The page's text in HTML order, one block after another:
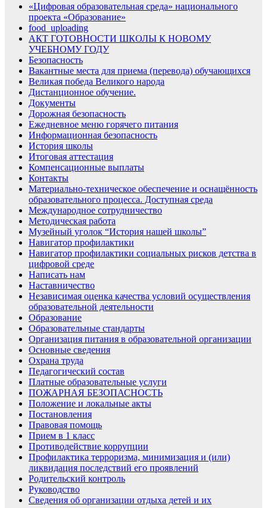
«Цифровая образовательная среда» национального
проекта «Образование»
food_uploading
АКТ ГОТОВНОСТИ ШКОЛЫ К НОВОМУ
УЧЕБНОМУ ГОДУ
Безопасность
Вакантные места для приема (перевода) обучающихся
Великая победа Великого народа
Дистанционное обучение.
Документы
Дорожная безопасность
Ежедневное меню горячего питания
Информационная безопасность
История школы
Итоговая аттестация
Компенсационные выплаты
Контакты
Материально-техническое обеспечение и оснащённость
образовательного процесса. Доступная среда
Международное сотрудничество
Методическая работа
Музейный уголок “История нашей школы”
Навигатор профилактики
Навигатор профилактики социальных рисков детства в
цифровой среде
Написать нам
Наставничество
Независимая оценка качества условий осуществления
образовательной деятельности
Образование
Образовательные стандарты
Организация питания в образовательной организации
Основные сведения
Охрана труда
Педагогический состав
Платные образовательные услуги
ПОЖАРНАЯ БЕЗОПАСНОСТЬ
Положение и локальные акты
Постановления
Правовая помощь
Прием в 1 класс
Противодействие коррупции
Профилактика терроризма, минимизация и (или)
ликвидация последствий его проявлений
Родительский контроль
Руководство
Сведения об организации отдыха детей и их